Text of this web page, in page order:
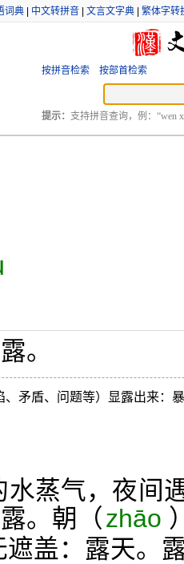
词典 中文转拼音 文言文字典 繁体字转
按拼音检索 按部首检索
提示： 支持拼音查询，例：“wen
。
、矛盾、问题等）显露出来：
蒸气，夜间
。朝（zhāo
盖：露天。